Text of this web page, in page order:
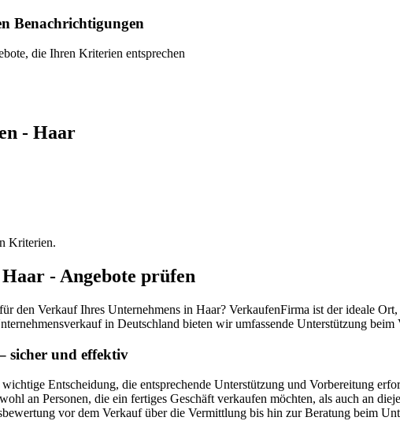
Benachrichtigungen
die Ihren Kriterien entsprechen
- Haar
Kriterien.
- Angebote prüfen
den Verkauf Ihres Unternehmens in Haar? VerkaufenFirma ist der ideale
in Deutschland bieten wir umfassende Unterstützung
sicher und effektiv
Entscheidung, die entsprechende Unterstützung und Vorbereitung
an Personen, die ein fertiges Geschäft verkaufen möchten, als auch an
vor dem Verkauf über die Vermittlung bis hin zur Beratung beim